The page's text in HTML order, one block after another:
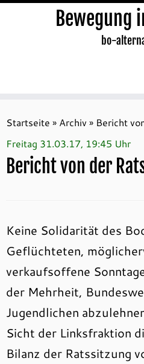
Inhalt
springen
Bewegung
bo-
Startseite » Archiv » Bericht
Freitag 31.03.17, 19:45 Uhr
Bericht von der
Keine Solidarität des
Geflüchteten,
verkaufsoffene
der Mehrheit,
Jugendlichen
Sicht der Linksfraktion
Bilanz der Ratssitzung